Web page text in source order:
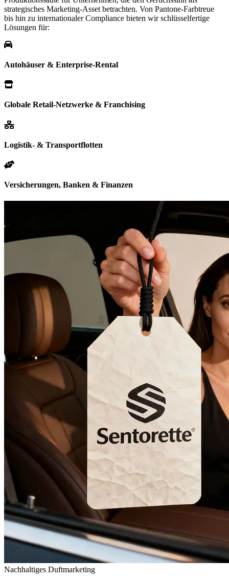
strategisches Marketing-Asset betrachten. Von Pantone-Farbtreue
bis hin zu internationaler Compliance bieten wir schlüsselfertige
Lösungen für:
Autohäuser & Enterprise-Rental
Globale Retail-Netzwerke & Franchising
Logistik- & Transportflotten
Versicherungen, Banken & Finanzen
Nachhaltiges Duftmarketing